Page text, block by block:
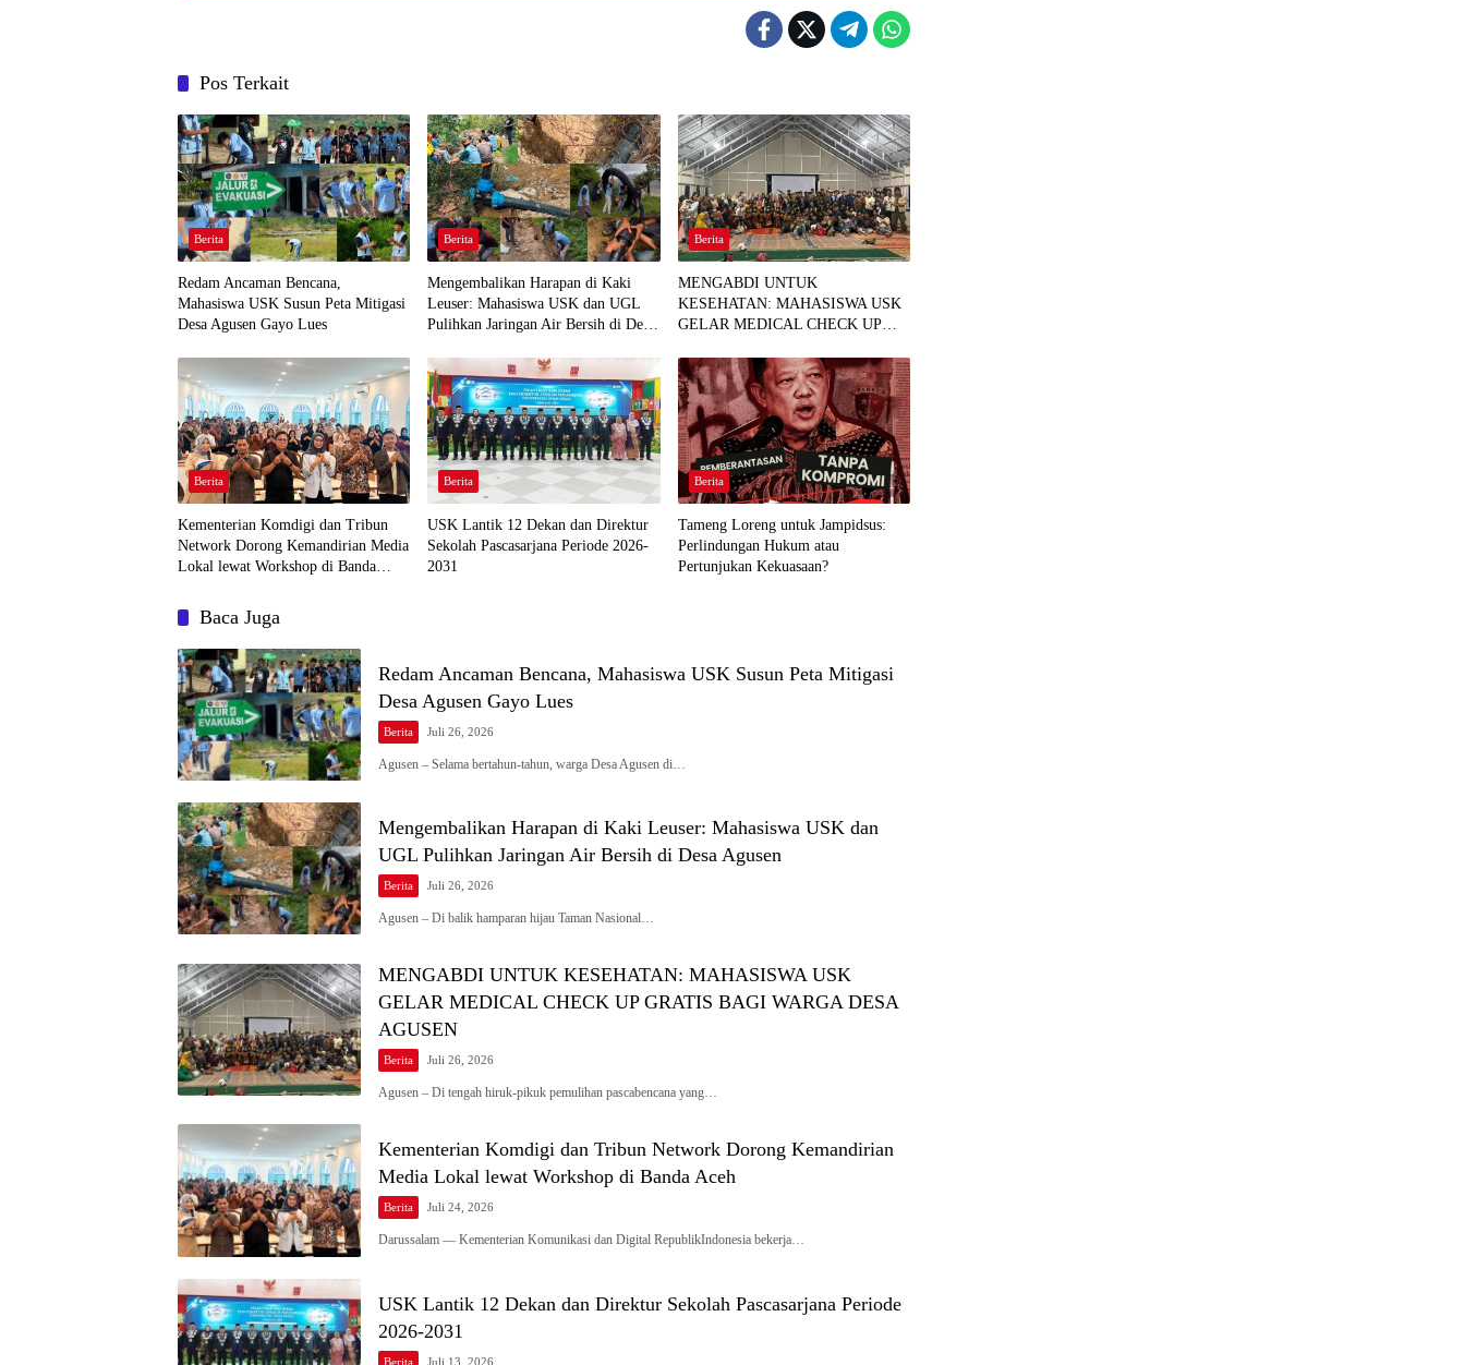
Pos Terkait
Berita
Redam Ancaman Bencana,
Mahasiswa USK Susun Peta Mitigasi
Desa Agusen Gayo Lues
Berita
Mengembalikan Harapan di Kaki
Leuser: Mahasiswa USK dan UGL
Pulihkan Jaringan Air Bersih di Desa
Berita
MENGABDI UNTUK
KESEHATAN: MAHASISWA USK
GELAR MEDICAL CHECK UP
AGUSEN
Berita
Kementerian Komdigi dan Tribun
Network Dorong Kemandirian Media
Lokal lewat Workshop di Banda
Berita
USK Lantik 12 Dekan dan Direktur
Sekolah Pascasarjana Periode 2026-
2031
Berita
Tameng Loreng untuk Jampidsus:
Perlindungan Hukum atau
Pertunjukan Kekuasaan?
Baca Juga
Redam Ancaman Bencana, Mahasiswa USK Susun Peta Mitigasi
Desa Agusen Gayo Lues
Berita Juli 26, 2026
Agusen – Selama bertahun-tahun, warga Desa Agusen di…
Mengembalikan Harapan di Kaki Leuser: Mahasiswa USK dan
UGL Pulihkan Jaringan Air Bersih di Desa Agusen
Berita Juli 26, 2026
Agusen – Di balik hamparan hijau Taman Nasional…
MENGABDI UNTUK KESEHATAN: MAHASISWA USK
GELAR MEDICAL CHECK UP GRATIS BAGI WARGA DESA
AGUSEN
Berita Juli 26, 2026
Agusen – Di tengah hiruk-pikuk pemulihan pascabencana yang…
Kementerian Komdigi dan Tribun Network Dorong Kemandirian
Media Lokal lewat Workshop di Banda Aceh
Berita Juli 24, 2026
Darussalam — Kementerian Komunikasi dan Digital RepublikIndonesia bekerja…
USK Lantik 12 Dekan dan Direktur Sekolah Pascasarjana Periode
2026-2031
Berita Juli 13, 2026